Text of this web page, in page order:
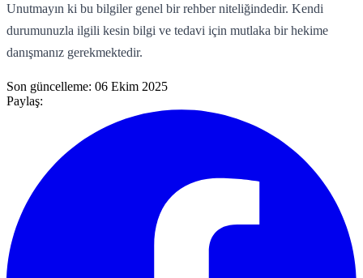
Unutmayın ki bu bilgiler genel bir rehber niteliğindedir. Kendi
durumunuzla ilgili kesin bilgi ve tedavi için mutlaka bir hekime
danışmanız gerekmektedir.
Son güncelleme: 06 Ekim 2025
Paylaş: